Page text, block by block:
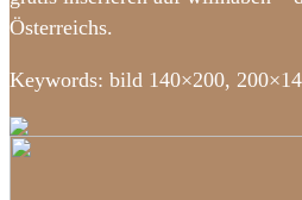
Österreichs.
Keywords: bild 140×200,